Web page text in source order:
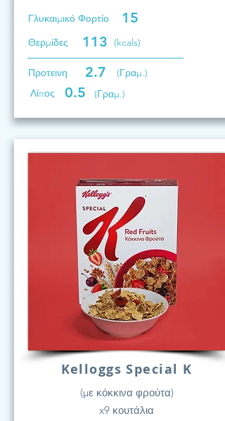
Γλυκαιμικό Φορτίο 15
Θερμίδες 113 (kcals)
Προτεινη 2.7
(Γραμ.)
Λίπος
0.5 (Γραμ.)
Kelloggs Special K
(με κόκκινα φρούτα)
x9 κουτάλια